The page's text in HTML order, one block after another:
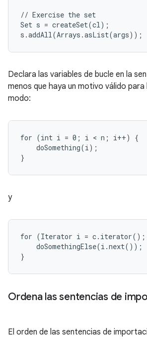
// Exercise the set
Set s = createSet(cl);
s.addAll(Arrays.asList(args));
Declara las variables de bucle en la
menos que haya un motivo válido
modo:
for (int i = 0; i < n; i++) {
    doSomething(i);
}
y
for (Iterator i = c.iterator();
    doSomethingElse(i.next());
}
Ordena las sentencias de
El orden de las sentencias de